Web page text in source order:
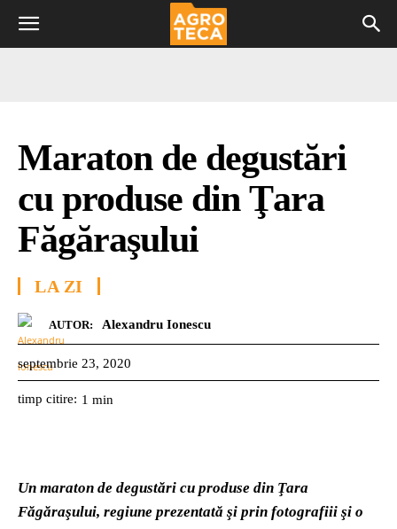
Maraton de degustări
cu produse din Ţara
Făgăraşului
LA ZI
AUTOR: Alexandru Ionescu
septembrie 23, 2020
timp citire: 1 min
Un maraton de degustări cu produse din Ţara
Făgăraşului, regiune prezentată şi prin fotografiii şi o